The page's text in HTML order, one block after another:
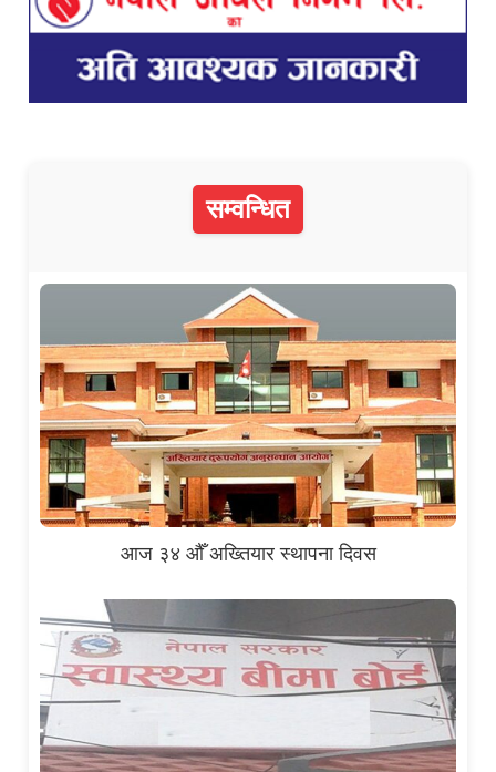
सम्वन्धित
आज ३४ औँ अख्तियार स्थापना दिवस